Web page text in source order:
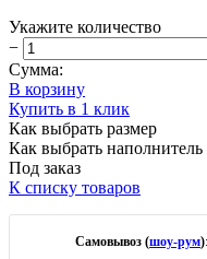
Укажите количество
−
Сумма:
В корзину
Купить в 1 клик
Как выбрать размер
Как выбрать наполнитель
Под заказ
К списку товаров
Самовывоз (шоу-рум)